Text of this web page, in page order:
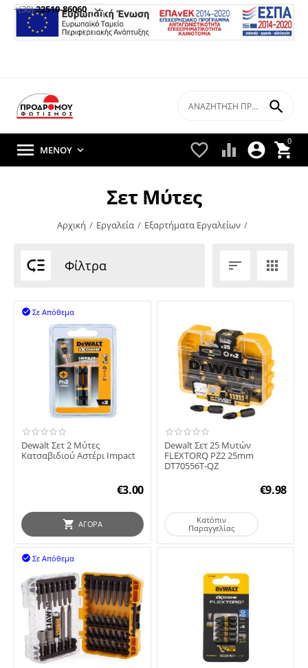
+(30)22510-86060 
0


 

 ΜΕΝΟΎ 
Σετ Μύτες
Αρχική / Εργαλεία / Εξαρτήματα Εργαλείων /
 Φίλτρα  
Σε Απόθεμα

Dewalt Σετ 2 Μύτες
Κατσαβιδιού Αστέρι Impact
€3.00
ΑΓΟΡΆ
Dewalt Σετ 25 Μυτών
FLEXTORQ PΖ2 25mm
DT70556T-QZ
€9.98
Κατόπιν
Παραγγελίας
Σε Απόθεμα
